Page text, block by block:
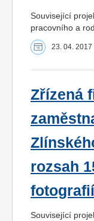
Související
pracovního a
23. 04. 2017
Zřízená
rozsah
fotografií
Související